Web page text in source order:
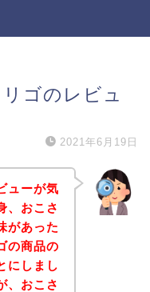
ゴのレビュ
2021年6月19日
ューが気
、おこさ
があった
の商品の
にしまし
、おこさ